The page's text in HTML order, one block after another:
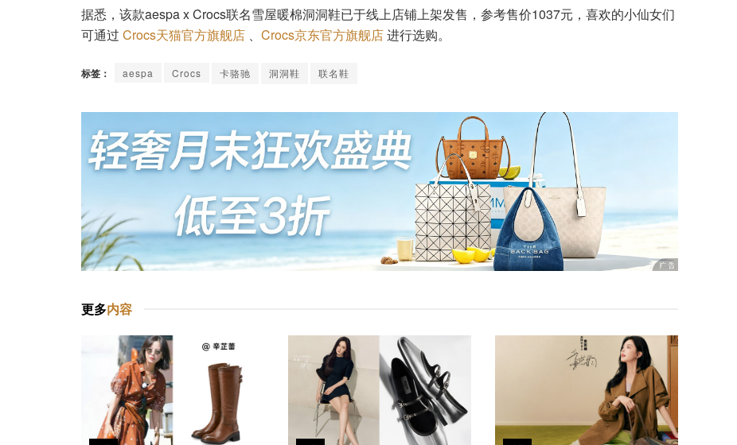
据悉，该款aespa x Crocs联名雪屋暖棉洞洞鞋已于线上店铺上架发售，参考售价1037元，喜欢的小仙女们
可通过 Crocs天猫官方旗舰店 、 Crocs京东官方旗舰店进行选购。
标签： aespa Crocs 卡骆驰 洞洞鞋 联名鞋
更多内容